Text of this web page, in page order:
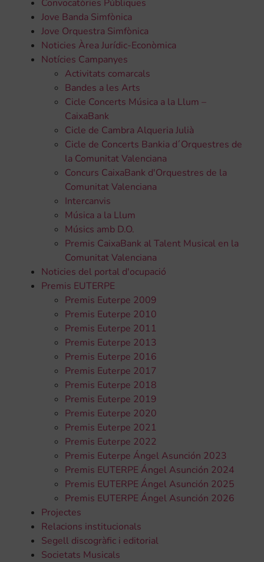
Convocatòries Públiques
Jove Banda Simfònica
Jove Orquestra Simfònica
Noticies Àrea Jurídic-Econòmica
Notícies Campanyes
Activitats comarcals
Bandes a les Arts
Cicle Concerts Música a la Llum –
CaixaBank
Cicle de Cambra Alqueria Julià
Cicle de Concerts Bankia d´Orquestres de
la Comunitat Valenciana
Concurs CaixaBank d'Orquestres de la
Comunitat Valenciana
Intercanvis
Música a la Llum
Músics amb D.O.
Premis CaixaBank al Talent Musical en la
Comunitat Valenciana
Noticies del portal d'ocupació
Premis EUTERPE
Premis Euterpe 2009
Premis Euterpe 2010
Premis Euterpe 2011
Premis Euterpe 2013
Premis Euterpe 2016
Premis Euterpe 2017
Premis Euterpe 2018
Premis Euterpe 2019
Premis Euterpe 2020
Premis Euterpe 2021
Premis Euterpe 2022
Premis Euterpe Ángel Asunción 2023
Premis EUTERPE Ángel Asunción 2024
Premis EUTERPE Ángel Asunción 2025
Premis EUTERPE Ángel Asunción 2026
Projectes
Relacions institucionals
Segell discogràfic i editorial
Societats Musicals